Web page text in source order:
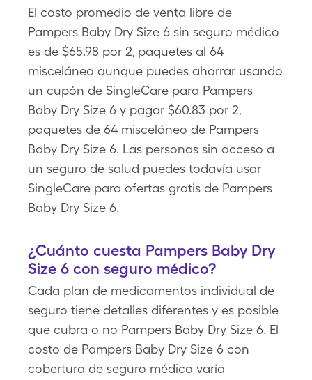
El costo promedio de venta libre de
Pampers Baby Dry Size 6 sin seguro médico
es de $65.98 por 2, paquetes al 64
misceláneo aunque puedes ahorrar usando
un cupón de SingleCare para Pampers
Baby Dry Size 6 y pagar $60.83 por 2,
paquetes de 64 misceláneo de Pampers
Baby Dry Size 6. Las personas sin acceso a
un seguro de salud puedes todavía usar
SingleCare para ofertas gratis de Pampers
Baby Dry Size 6.
¿Cuánto cuesta Pampers Baby Dry
Size 6 con seguro médico?
Cada plan de medicamentos individual de
seguro tiene detalles diferentes y es posible
que cubra o no Pampers Baby Dry Size 6. El
costo de Pampers Baby Dry Size 6 con
cobertura de seguro médico varía